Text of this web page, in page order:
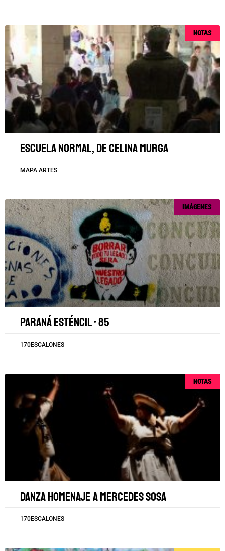
NOTAS
Escuela Normal, de Celina Murga
MAPA ARTES
IMÁGENES
Paraná esténcil • 85
170ESCALONES
NOTAS
Danza homenaje a Mercedes Sosa
170ESCALONES